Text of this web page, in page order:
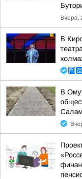
Вчера,
В
В